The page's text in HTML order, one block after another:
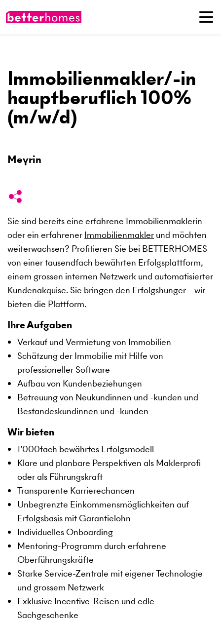
Immobilienmakler/-in
hauptberuflich 100%
(m/w/d)
Meyrin
Sie sind bereits eine erfahrene Immobilienmaklerin
oder ein erfahrener Immobilienmakler und möchten
weiterwachsen? Profitieren Sie bei BETTERHOMES
von einer tausendfach bewährten Erfolgsplattform,
einem grossen internen Netzwerk und automatisierter
Kundenakquise. Sie bringen den Erfolgshunger – wir
bieten die Plattform.
Ihre Aufgaben
Verkauf und Vermietung von Immobilien
Schätzung der Immobilie mit Hilfe von
professioneller Software
Aufbau von Kundenbeziehungen
Betreuung von Neukundinnen und -kunden und
Bestandeskundinnen und -kunden
Wir bieten
1’000fach bewährtes Erfolgsmodell
Klare und planbare Perspektiven als Maklerprofi
oder als Führungskraft
Transparente Karrierechancen
Unbegrenzte Einkommensmöglichkeiten auf
Erfolgsbasis mit Garantielohn
Individuelles Onboarding
Mentoring-Programm durch erfahrene
Oberführungskräfte
Starke Service-Zentrale mit eigener Technologie
und grossem Netzwerk
Exklusive Incentive-Reisen und edle
Sachgeschenke